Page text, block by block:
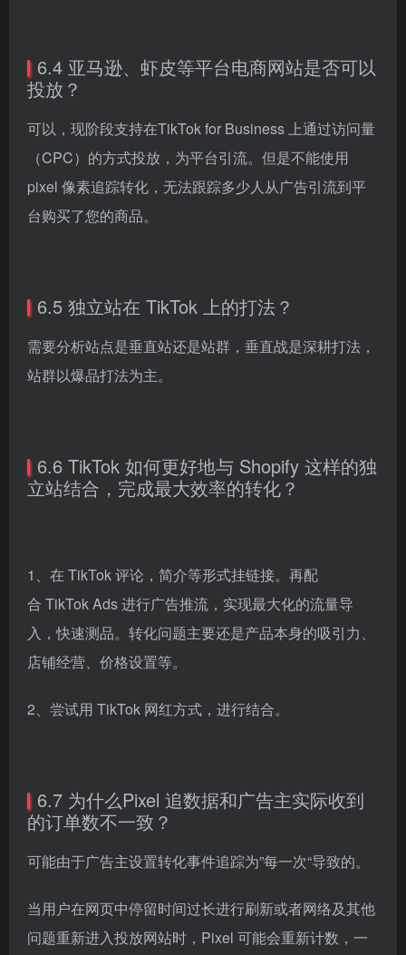
6.4 亚马逊、虾皮等平台电商网站是否可以
投放？
可以，现阶段支持在TikTok for Business 上通过访问量
（CPC）的方式投放，为平台引流。但是不能使用
pixel 像素追踪转化，无法跟踪多少人从广告引流到平
台购买了您的商品。
6.5 独立站在 TikTok 上的打法？
需要分析站点是垂直站还是站群，垂直战是深耕打法，
站群以爆品打法为主。
6.6 TikTok 如何更好地与 Shopify 这样的独
立站结合，完成最大效率的转化？
1、在 TikTok 评论，简介等形式挂链接。再配
合 TikTok Ads 进行广告推流，实现最大化的流量导
入，快速测品。转化问题主要还是产品本身的吸引力、
店铺经营、价格设置等。
2、尝试用 TikTok 网红方式，进行结合。
6.7 为什么Pixel 追数据和广告主实际收到
的订单数不一致？
可能由于广告主设置转化事件追踪为”每一次“导致的。
当用户在网页中停留时间过长进行刷新或者网络及其他
问题重新进入投放网站时，Pixel 可能会重新计数，一